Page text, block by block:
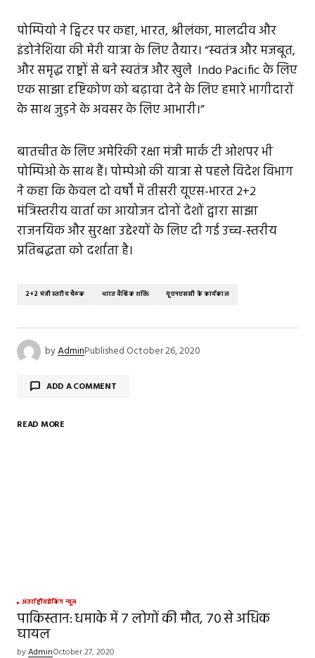
पोम्पियो ने ट्विटर पर कहा, भारत, श्रीलंका, मालदीव और
इंडोनेशिया की मेरी यात्रा के लिए तैयार। “स्वतंत्र और मजबूत,
और समृद्ध राष्ट्रों से बने स्वतंत्र और खुले Indo Pacific के लिए
एक साझा दृष्टिकोण को बढ़ावा देने के लिए हमारे भागीदारों
के साथ जुड़ने के अवसर के लिए आभारी।”
बातचीत के लिए अमेरिकी रक्षा मंत्री मार्क टी ओशपर भी
पोम्पिओ के साथ हैं। पोम्पेओ की यात्रा से पहले विदेश विभाग
ने कहा कि केवल दो वर्षों में तीसरी यूएस-भारत 2+2
मंत्रिस्तरीय वार्ता का आयोजन दोनों देशों द्वारा साझा
राजनयिक और सुरक्षा उद्देश्यों के लिए दी गई उच्च-स्तरीय
प्रतिबद्धता को दर्शाता है।
2+2 मंत्री स्तरीय बैठक भारत वैश्विक शक्ति यूएनएससी के कार्यकाल
byAdminPublishedOctober 26, 2020
ADD A COMMENT
Your E-mail
READ MORE
अंतर्राष्ट्रीयब्रेकिंग न्यूज़
पाकिस्तान: धमाके में 7 लोगों की मौत, 70 से अधिक
घायल
byAdminOctober 27, 2020